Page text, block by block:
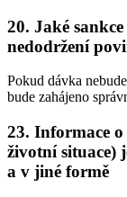
20. Jaké
nedodržení
Pokud dávka
bude zahájeno
23. Informace
životní situace)
a v jiné formě